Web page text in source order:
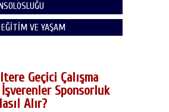
EĞİTİM VE YAŞAM
Geçici Çalışma
Sponsorluk
Alır?